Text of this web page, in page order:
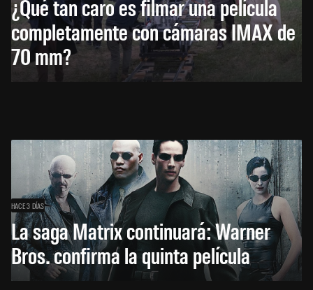
¿Qué tan caro es filmar una película
completamente con cámaras IMAX de
70 mm?
HACE 3 DÍAS
La saga Matrix continuará: Warner
Bros. confirma la quinta película